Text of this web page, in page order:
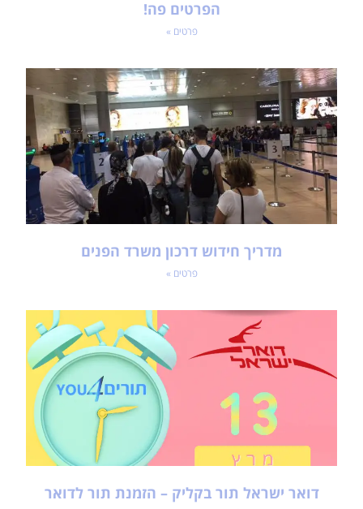
הפרטים פה!
פרטים »
מדריך חידוש דרכון משרד הפנים
פרטים »
דואר ישראל תור בקליק – הזמנת תור לדואר